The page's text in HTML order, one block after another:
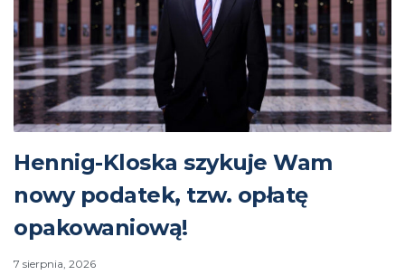
Hennig-Kloska szykuje Wam
nowy podatek, tzw. opłatę
opakowaniową!
7 sierpnia, 2026